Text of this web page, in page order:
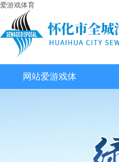
爱游戏体育
网站爱游戏体